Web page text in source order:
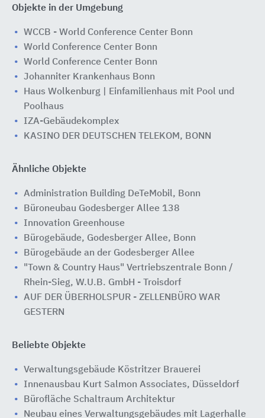
Objekte in der Umgebung
WCCB - World Conference Center Bonn
World Conference Center Bonn
World Conference Center Bonn
Johanniter Krankenhaus Bonn
Haus Wolkenburg | Einfamilienhaus mit Pool und
Poolhaus
IZA-Gebäudekomplex
KASINO DER DEUTSCHEN TELEKOM, BONN
Ähnliche Objekte
Administration Building DeTeMobil, Bonn
Büroneubau Godesberger Allee 138
Innovation Greenhouse
Bürogebäude, Godesberger Allee, Bonn
Bürogebäude an der Godesberger Allee
"Town & Country Haus" Vertriebszentrale Bonn /
Rhein-Sieg, W.U.B. GmbH - Troisdorf
AUF DER ÜBERHOLSPUR - ZELLENBÜRO WAR
GESTERN
Beliebte Objekte
Verwaltungsgebäude Köstritzer Brauerei
Innenausbau Kurt Salmon Associates, Düsseldorf
Bürofläche Schaltraum Architektur
Neubau eines Verwaltungsgebäudes mit Lagerhalle